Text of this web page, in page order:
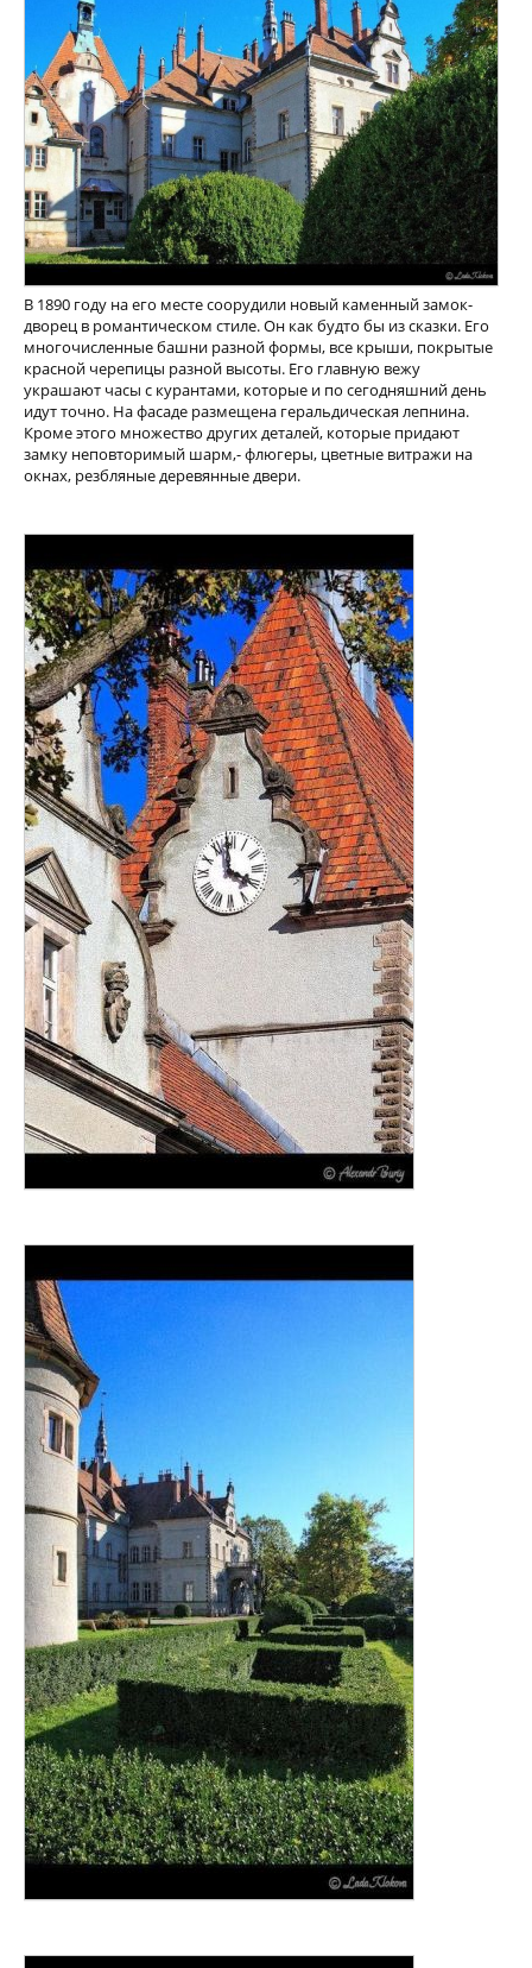
В 1890 году на его месте соорудили новый каменный замок-
дворец в романтическом стиле. Он как будто бы из сказки. Его
многочисленные башни разной формы, все крыши, покрытые
красной черепицы разной высоты. Его главную вежу
украшают часы с курантами, которые и по сегодняшний день
идут точно. На фасаде размещена геральдическая лепнина.
Кроме этого множество других деталей, которые придают
замку неповторимый шарм,- флюгеры, цветные витражи на
окнах, резбляные деревянные двери.